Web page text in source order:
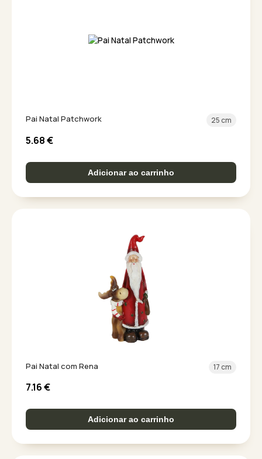
Pai Natal Patchwork 25 cm
5.68€
Adicionar ao carrinho
Pai Natal com Rena 17 cm
7.16€
Adicionar ao carrinho